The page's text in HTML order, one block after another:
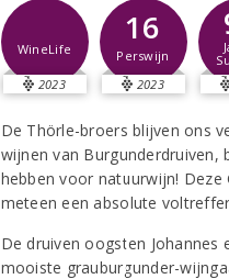
WineLife
2023
16
Perswijn
2023
De Thörle-broers blijven ons
wijnen van
hebben voor natuurwijn!
meteen een absolute
De druiven oogsten Johannes
mooiste grauburgunder-